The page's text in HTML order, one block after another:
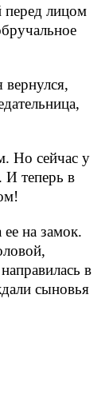
перед лицом
Но сейчас у
И теперь в
на замок.
в
сыновья